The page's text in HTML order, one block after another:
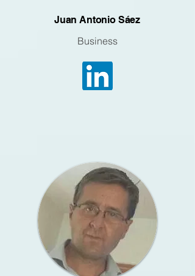
Juan Antonio Sáez
Business